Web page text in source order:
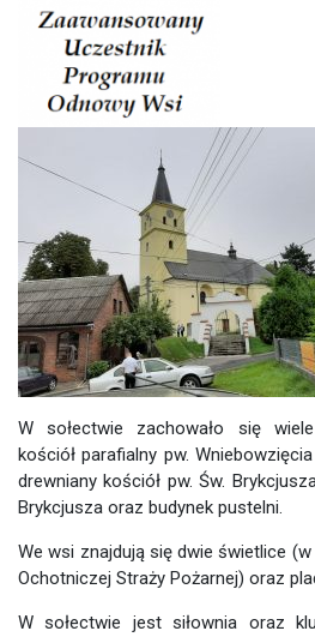
W sołectwie zachowało się
kościół parafialny pw.
drewniany kościół pw. Św.
Brykcjusza oraz budynek pustelni.
We wsi znajdują się dwie świetlice
Ochotniczej Straży Pożarnej) oraz
W sołectwie jest siłownia oraz